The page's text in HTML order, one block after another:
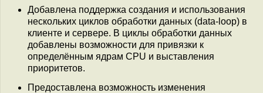
Добавлена поддержка создания и использования
нескольких циклов обработки данных (data-loop) в
клиенте и сервере. В циклы обработки данных
добавлены возможности для привязки к
определённым ядрам CPU и выставления
приоритетов.
Предоставлена возможность изменения